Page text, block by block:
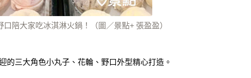
陪大家吃冰淇淋火鍋！（圖／景點+ 張盈盈）
的三大角色小丸子、花輪、野口外型精心打造。